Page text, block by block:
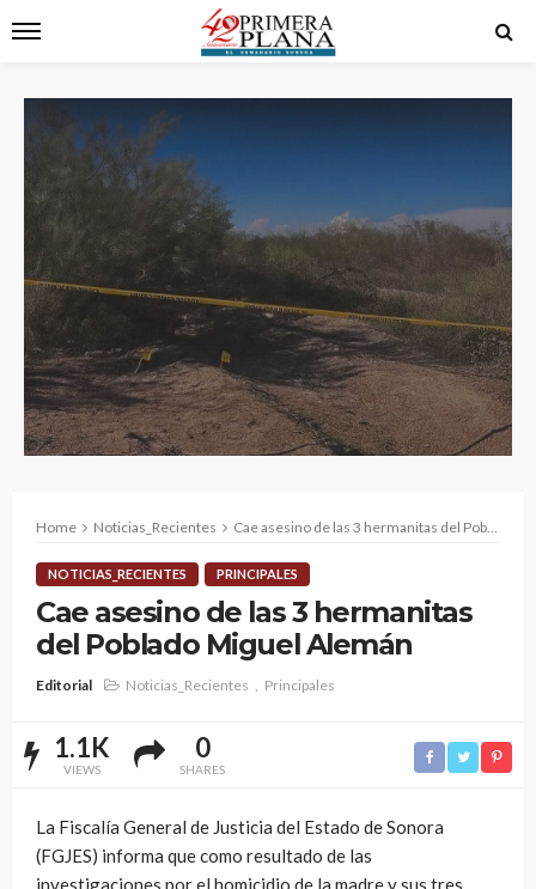
Home Noticias_Recientes Cae asesino de las 3 hermanitas del Poblado Miguel Alemán
NOTICIAS_RECIENTES PRINCIPALES
Cae asesino de las 3 hermanitas
del Poblado Miguel Alemán
Editorial Noticias_Recientes Principales
1.1K
VIEWS
0
SHARES
La Fiscalía General de Justicia del Estado de Sonora
(FGJES) informa que como resultado de las
investigaciones por el homicidio de la madre y sus tres